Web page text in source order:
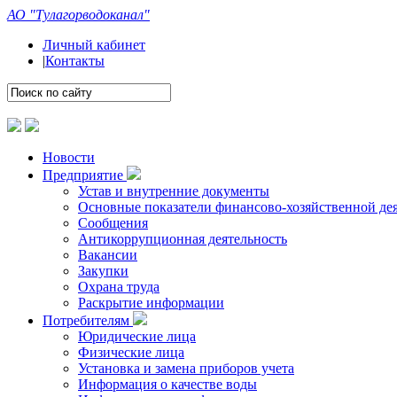
АО "Тулагорводоканал"
Личный кабинет
|Контакты
Новости
Предприятие
Устав и внутренние документы
Основные показатели финансово-хозяйственной
Сообщения
Антикоррупционная деятельность
Вакансии
Закупки
Охрана труда
Раскрытие информации
Потребителям
Юридические лица
Физические лица
Установка и замена приборов учета
Информация о качестве воды